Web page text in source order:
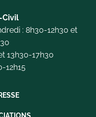
Civil
: 8h30-12h30 et
13h30-17h30
12h15